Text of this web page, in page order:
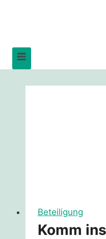
Beteiligung
Komm